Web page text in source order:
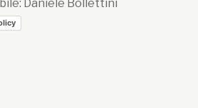
Daniele Bollettini